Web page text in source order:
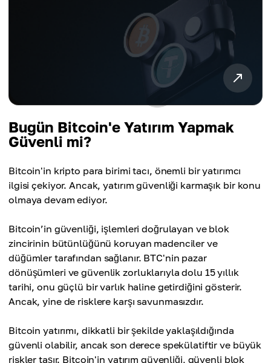
Bugün Bitcoin'e Yatırım Yapmak
Güvenli mi?
Bitcoin'in kripto para birimi tacı, önemli bir yatırımcı
ilgisi çekiyor. Ancak, yatırım güvenliği karmaşık bir konu
olmaya devam ediyor.
Bitcoin’in güvenliği, işlemleri doğrulayan ve blok
zincirinin bütünlüğünü koruyan madenciler ve
düğümler tarafından sağlanır. BTC'nin pazar
dönüşümleri ve güvenlik zorluklarıyla dolu 15 yıllık
tarihi, onu güçlü bir varlık haline getirdiğini gösterir.
Ancak, yine de risklere karşı savunmasızdır.
Bitcoin yatırımı, dikkatli bir şekilde yaklaşıldığında
güvenli olabilir, ancak son derece spekülatiftir ve büyük
riskler taşır. Bitcoin'in yatırım güvenliği, güvenli blok